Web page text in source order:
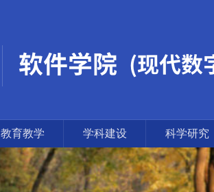
教育教学 学科建设 科学研究